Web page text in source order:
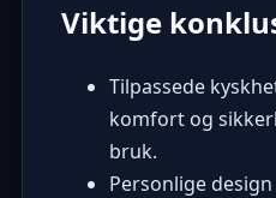
Viktige
Tilpassede
komfort og
bruk.
Personlige